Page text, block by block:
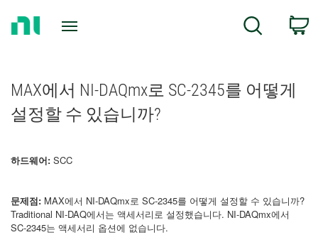
Search
MAX에서 NI-DAQmx로 SC-2345를 어떻게
설정할 수 있습니까?
하드웨어: SCC
문제점: MAX에서 NI-DAQmx로 SC-2345를 어떻게 설정할 수 있습니까?
Traditional NI-DAQ에서는 액세서리로 설정했습니다. NI-DAQmx에서
SC-2345는 액세서리 옵션에 없습니다.